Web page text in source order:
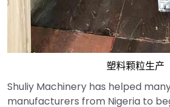
塑料颗粒生产
Shuliy Machinery has helped
manufacturers from Nigeria to